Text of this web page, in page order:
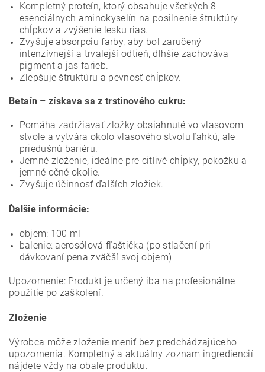
Kompletný proteín, ktorý obsahuje všetkých 8
esenciálnych aminokyselín na posilnenie štruktúry
chĺpkov a zvýšenie lesku rias.
Zvyšuje absorpciu farby, aby bol zaručený
intenzívnejší a trvalejší odtieň, dlhšie zachováva
pigment a jas farieb.
Zlepšuje štruktúru a pevnosť chĺpkov.
Betaín – získava sa z trstinového cukru:
Pomáha zadržiavať zložky obsiahnuté vo vlasovom
stvole a vytvára okolo vlasového stvolu ľahkú, ale
priedušnú bariéru.
Jemné zloženie, ideálne pre citlivé chĺpky, pokožku a
jemné očné okolie.
Zvyšuje účinnosť ďalších zložiek.
Ďalšie informácie:
objem: 100 ml
balenie: aerosólová fľaštička (po stlačení pri
dávkovaní pena zväčší svoj objem)
Upozornenie: Produkt je určený iba na profesionálne
použitie po zaškolení.
Zloženie
Výrobca môže zloženie meniť bez predchádzajúceho
upozornenia. Kompletný a aktuálny zoznam ingrediencií
nájdete vždy na obale produktu.